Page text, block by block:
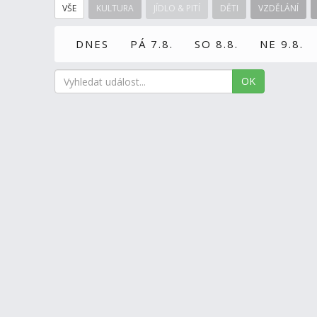
VŠE KULTURA JÍDLO & PITÍ DĚTI VZDĚLÁNÍ
DNES PÁ 7.8. SO 8.8. NE 9.8.
OK